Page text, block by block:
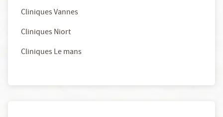
Cliniques Vannes
Cliniques Niort
Cliniques Le mans